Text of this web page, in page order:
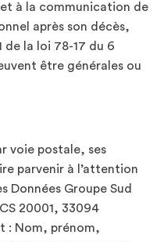
à la communication de
après son décès,
de la loi 78-17 du 6
être générales ou
voie postale, ses
parvenir à l’attention
Données Groupe Sud
20001, 33094
: Nom, prénom,